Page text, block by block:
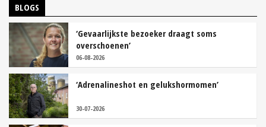
BLOGS
‘Gevaarlijkste bezoeker draagt soms
overschoenen’
06-08-2026
‘Adrenalineshot en gelukshormomen’
30-07-2026